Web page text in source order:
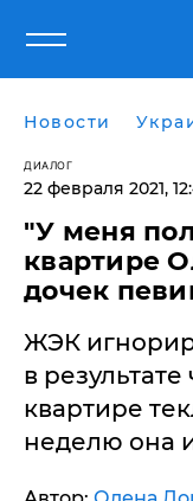
Новости
ДИАЛОГ
22 февраля 2021,
"У меня
квартире
дочек
ЖЭК
в
квартире
неделю она